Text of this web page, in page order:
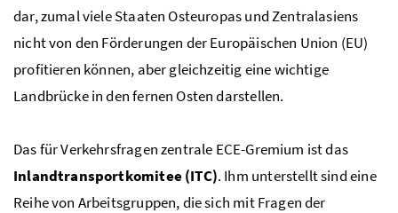
dar, zumal viele Staaten Osteuropas und Zentralasiens
nicht von den Förderungen der Europäischen Union (EU)
profitieren können, aber gleichzeitig eine wichtige
Landbrücke in den fernen Osten darstellen.
Das für Verkehrsfragen zentrale ECE-Gremium ist das
Inlandtransportkomitee (ITC). Ihm unterstellt sind eine
Reihe von Arbeitsgruppen, die sich mit Fragen der